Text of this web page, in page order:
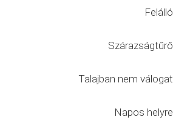
Felálló
Szárazságtűrő
Talajban nem válogat
Napos helyre